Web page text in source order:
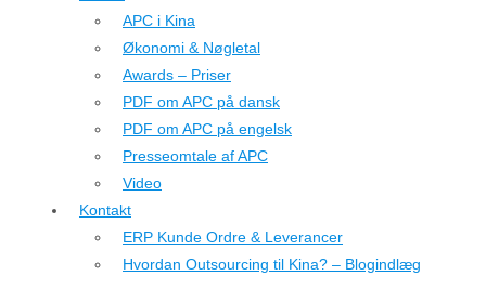
APC i Kina
Økonomi & Nøgletal
Awards – Priser
PDF om APC på dansk
PDF om APC på engelsk
Presseomtale af APC
Video
Kontakt
ERP Kunde Ordre & Leverancer
Hvordan Outsourcing til Kina? – Blogindlæg